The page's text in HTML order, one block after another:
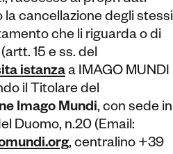
cancellazione degli stessi
che li riguarda o di
15 e ss. del
istanzaa IMAGO MUNDI
il Titolare del
Imago Mundi, con sede in
Duomo, n.20 (Email:
, centralino +39